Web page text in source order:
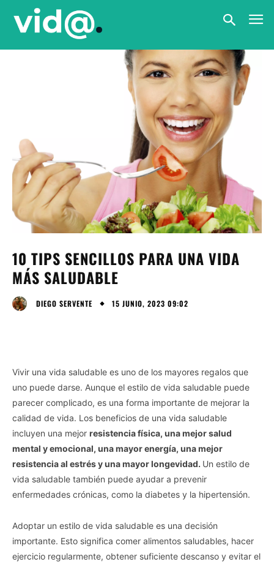
10 TIPS SENCILLOS PARA UNA VIDA
MÁS SALUDABLE
DIEGO SERVENTE 15 JUNIO, 2023 09:02
Vivir una vida saludable es uno de los mayores regalos que
uno puede darse. Aunque el estilo de vida saludable puede
parecer complicado, es una forma importante de mejorar la
calidad de vida. Los beneficios de una vida saludable
incluyen una mejor resistencia física, una mejor salud
mental y emocional, una mayor energía, una mejor
resistencia al estrés y una mayor longevidad. Un estilo de
vida saludable también puede ayudar a prevenir
enfermedades crónicas, como la diabetes y la hipertensión.
Adoptar un estilo de vida saludable es una decisión
importante. Esto significa comer alimentos saludables, hacer
ejercicio regularmente, obtener suficiente descanso y evitar el